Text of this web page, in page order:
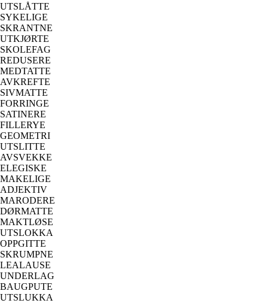
UTSLÅTTE
SYKELIGE
SKRANTNE
UTKJØRTE
SKOLEFAG
REDUSERE
MEDTATTE
AVKREFTE
SIVMATTE
FORRINGE
SATINERE
FILLERYE
GEOMETRI
UTSLITTE
AVSVEKKE
ELEGISKE
MAKELIGE
ADJEKTIV
MARODERE
DØRMATTE
MAKTLØSE
UTSLOKKA
OPPGITTE
SKRUMPNE
LEALAUSE
UNDERLAG
BAUGPUTE
UTSLUKKA